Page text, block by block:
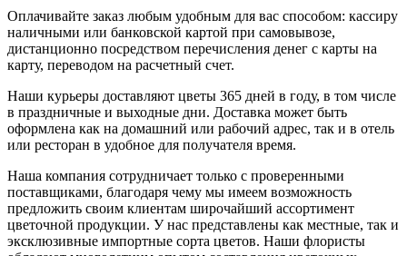
Оплачивайте заказ любым удобным для вас способом: кассиру
наличными или банковской картой при самовывозе,
дистанционно посредством перечисления денег с карты на
карту, переводом на расчетный счет.
Наши курьеры доставляют цветы 365 дней в году, в том числе
в праздничные и выходные дни. Доставка может быть
оформлена как на домашний или рабочий адрес, так и в отель
или ресторан в удобное для получателя время.
Наша компания сотрудничает только с проверенными
поставщиками, благодаря чему мы имеем возможность
предложить своим клиентам широчайший ассортимент
цветочной продукции. У нас представлены как местные, так и
эксклюзивные импортные сорта цветов. Наши флористы